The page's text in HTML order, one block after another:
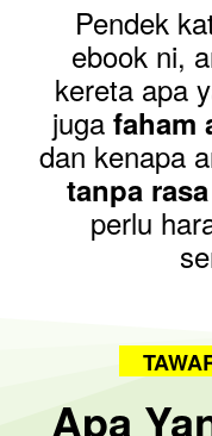
Pendek
ebook ni,
kereta apa
juga faham
dan kenapa
tanpa
perlu
Apa